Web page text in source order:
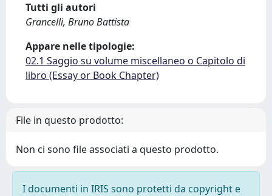
Tutti gli autori
Grancelli, Bruno Battista
Appare nelle tipologie:
02.1 Saggio su volume miscellaneo o Capitolo di
libro (Essay or Book Chapter)
File in questo prodotto:
Non ci sono file associati a questo prodotto.
I documenti in IRIS sono protetti da copyright e